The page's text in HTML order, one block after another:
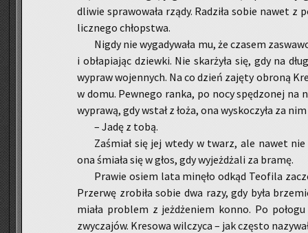
dli­wie spra­wo­wa­ła rządy. Ra­dzi­ła sobie nawet
licz­ne­go chłop­stwa.
Nigdy nie wy­ga­dy­wa­ła mu, że cza­sem
i ob­ła­pia­jąc dziew­ki. Nie skar­ży­ła się, gdy na
wy­praw wo­jen­nych. Na co dzień za­ję­ty obro­ną
w domu. Pew­ne­go ranka, po nocy spę­dzo­nej
wy­pra­wą, gdy wstał z łoża, ona wy­sko­czy­ła za
– Jadę z tobą.
Za­śmiał się jej wtedy w twarz, ale nawet
ona śmia­ła się w głos, gdy wy­jeż­dża­li za bramę.
Pra­wie osiem lata mi­nę­ło odkąd Teo­fi­la
Prze­rwę zro­bi­ła sobie dwa razy, gdy była
miała pro­blem z jeż­dże­niem konno. Po
zwy­cza­jów. Kre­so­wa wil­czy­ca – jak czę­sto